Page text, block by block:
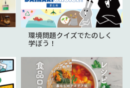
環境問題クイズでたのしく
学ぼう！